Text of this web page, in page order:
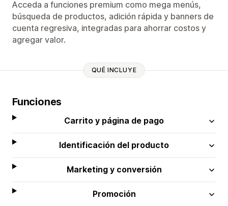
Acceda a funciones premium como mega menús,
búsqueda de productos, adición rápida y banners de
cuenta regresiva, integradas para ahorrar costos y
agregar valor.
QUÉ INCLUYE
Funciones
Carrito y página de pago
Identificación del producto
Marketing y conversión
Promoción